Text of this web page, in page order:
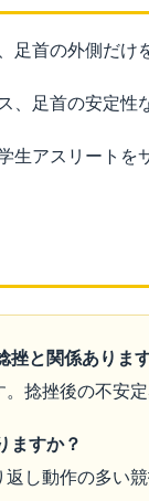
足首の外側だけ
、足首の安定性
生アスリートを
挫と関係ありま
捻挫後の不安
ますか？
し動作の多い